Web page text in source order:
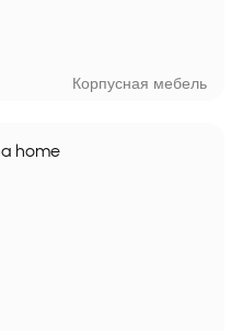
Корпусная мебель